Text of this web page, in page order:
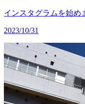
インスタグラムを始め
2023/10/31